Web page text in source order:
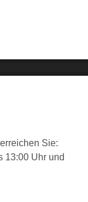
Sie:
13:00 Uhr und